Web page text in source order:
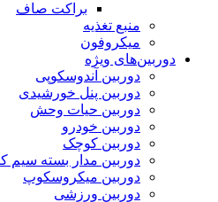
براکت صاف
منبع تغذیه
میکروفون
دوربین‌های ویژه
دوربین آندوسکوپی
دوربین پنل خورشیدی
دوربین حیات وحش
دوربین خودرو
دوربین کوچک
دوربین مدار بسته سیم
دوربین میکروسکوپ
دوربین ورزشی